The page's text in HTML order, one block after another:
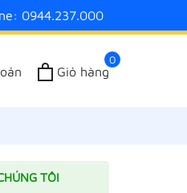
0944.237.000
0
Giỏ hàng
TÔI